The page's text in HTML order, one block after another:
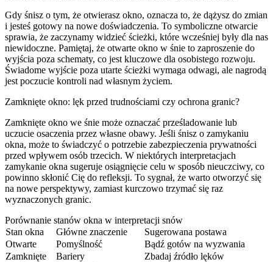
Gdy śnisz o tym, że otwierasz okno, oznacza to, że dążysz do zmian
i jesteś gotowy na nowe doświadczenia. To symboliczne otwarcie
sprawia, że zaczynamy widzieć ścieżki, które wcześniej były dla nas
niewidoczne. Pamiętaj, że otwarte okno w śnie to zaproszenie do
wyjścia poza schematy, co jest kluczowe dla osobistego rozwoju.
Świadome wyjście poza utarte ścieżki wymaga odwagi, ale nagrodą
jest poczucie kontroli nad własnym życiem.
Zamknięte okno: lęk przed trudnościami czy ochrona granic?
Zamknięte okno we śnie może oznaczać prześladowanie lub
uczucie osaczenia przez własne obawy. Jeśli śnisz o zamykaniu
okna, może to świadczyć o potrzebie zabezpieczenia prywatności
przed wpływem osób trzecich. W niektórych interpretacjach
zamykanie okna sugeruje osiągnięcie celu w sposób nieuczciwy, co
powinno skłonić Cię do refleksji. To sygnał, że warto otworzyć się
na nowe perspektywy, zamiast kurczowo trzymać się raz
wyznaczonych granic.
Porównanie stanów okna w interpretacji snów
Stan okna
Główne znaczenie
Sugerowana postawa
Otwarte
Pomyślność
Bądź gotów na wyzwania
Zamknięte
Bariery
Zbadaj źródło lęków